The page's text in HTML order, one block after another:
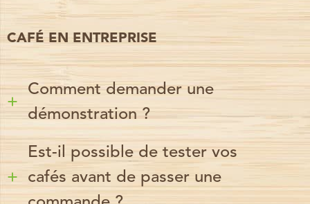
CAFÉ EN ENTREPRISE
Comment demander une
démonstration ?
Est-il possible de tester vos
cafés avant de passer une